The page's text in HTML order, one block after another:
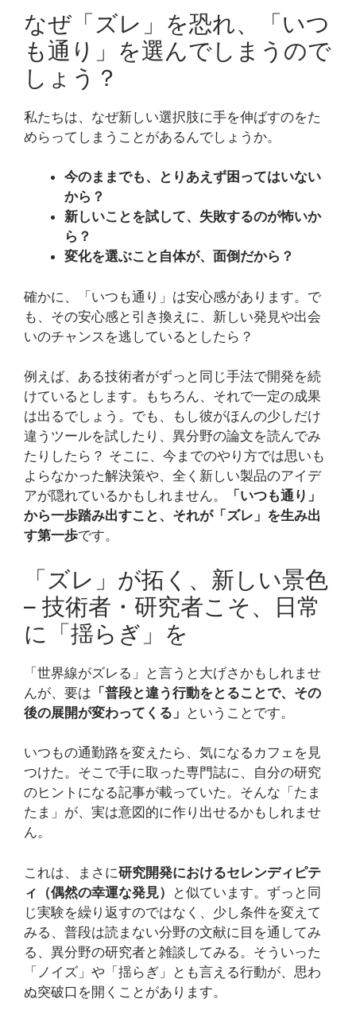
なぜ「ズレ」を恐れ、「いつ
も通り」を選んでしまうので
しょう？
私たちは、なぜ新しい選択肢に手を伸ばすのをた
めらってしまうことがあるんでしょうか。
今のままでも、とりあえず困ってはいない
から？
新しいことを試して、失敗するのが怖いか
ら？
変化を選ぶこと自体が、面倒だから？
確かに、「いつも通り」は安心感があります。で
も、その安心感と引き換えに、新しい発見や出会
いのチャンスを逃しているとしたら？
例えば、ある技術者がずっと同じ手法で開発を続
けているとします。もちろん、それで一定の成果
は出るでしょう。でも、もし彼がほんの少しだけ
違うツールを試したり、異分野の論文を読んでみ
たりしたら？ そこに、今までのやり方では思いも
よらなかった解決策や、全く新しい製品のアイデ
アが隠れているかもしれません。
「いつも通り」
から一歩踏み出すこと、それが「ズレ」を生み出
す第一歩です。
「ズレ」が拓く、新しい景色
– 技術者・研究者こそ、日常
に「揺らぎ」を
「世界線がズレる」と言うと大げさかもしれませ
んが、要は 「普段と違う行動をとることで、その
後の展開が変わってくる」 ということです。
いつもの通勤路を変えたら、気になるカフェを見
つけた。そこで手に取った専門誌に、自分の研究
のヒントになる記事が載っていた。そんな「たま
たま」が、実は意図的に作り出せるかもしれませ
ん。
これは、まさに研究開発におけるセレンディピテ
ィ（偶然の幸運な発見）
と似ています。ずっと同
じ実験を繰り返すのではなく、少し条件を変えて
みる、普段は読まない分野の文献に目を通してみ
る、異分野の研究者と雑談してみる。そういった
「ノイズ」や「揺らぎ」とも言える行動が、思わ
ぬ突破口を開くことがあります。